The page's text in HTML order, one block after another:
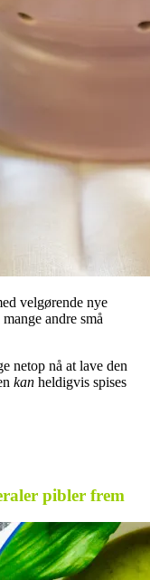
velgørende nye
andre små
netop nå at lave den
kan heldigvis spises
pibler frem